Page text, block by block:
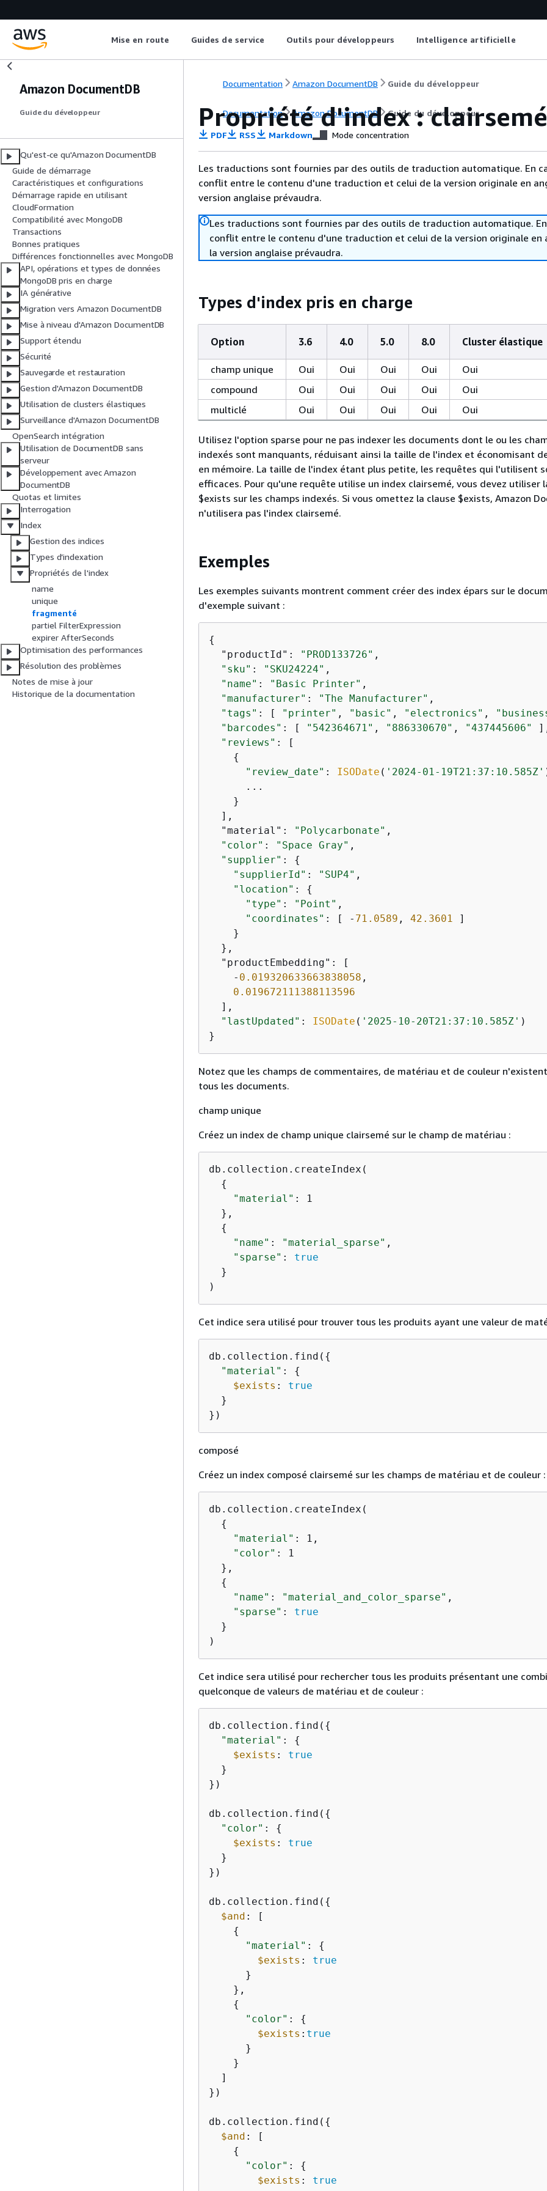
Mise en route Guides de service Outils pour développeurs Intelligence artificielle
Amazon DocumentDB
Guide du développeur
Qu'est-ce qu'Amazon DocumentDB
Guide de démarrage
Caractéristiques et configurations
Démarrage rapide en utilisant
CloudFormation
Compatibilité avec MongoDB
Transactions
Bonnes pratiques
Différences fonctionnelles avec MongoDB
API, opérations et types de données
MongoDB pris en charge
IA générative
Migration vers Amazon DocumentDB
Mise à niveau d'Amazon DocumentDB
Support étendu
Sécurité
Sauvegarde et restauration
Gestion d'Amazon DocumentDB
Utilisation de clusters élastiques
Surveillance d'Amazon DocumentDB
OpenSearch intégration
Utilisation de DocumentDB sans
serveur
Développement avec Amazon
DocumentDB
Quotas et limites
Interrogation
Index
Gestion des indices
Types d’indexation
Propriétés de l'index
name
unique
fragmenté
partiel FilterExpression
expirer AfterSeconds
Optimisation des performances
Résolution des problèmes
Notes de mise à jour
Historique de la documentation
Documentation Amazon DocumentDB Guide du développeur
Documentation Amazon DocumentDB Guide du développeur
Propriété d'index : clairsemé
PDF RSS Markdown Mode concentration
Les traductions sont fournies par des outils de traduction automatique. En
conflit entre le contenu d'une traduction et celui de la version originale en
version anglaise prévaudra.
Les traductions sont fournies par des outils de traduction automatique.
conflit entre le contenu d'une traduction et celui de la version originale en
la version anglaise prévaudra.
Types d'index pris en charge
Option 3.6 4.0 5.0 8.0 Cluster élastique
champ unique Oui Oui Oui Oui
Oui
compound
Oui Oui Oui Oui
Oui
multiclé
Oui Oui Oui Oui Oui
Utilisez l'option sparse pour ne pas indexer les documents dont le ou les
indexés sont manquants, réduisant ainsi la taille de l'index et économisant
en mémoire. La taille de l'index étant plus petite, les requêtes qui l'utilisent
efficaces. Pour qu'une requête utilise un index clairsemé, vous devez utiliser
$exists sur les champs indexés. Si vous omettez la clause $exists, Amazon
n'utilisera pas l'index clairsemé.
Exemples
Les exemples suivants montrent comment créer des index épars sur le
d'exemple suivant :
{
  "productId":
"PROD133726" ,
"sku" : "SKU24224" ,
"name" : "Basic Printer" ,
"manufacturer" : "The Manufacturer" ,
"tags" : [ "printer" , "basic" , "electronics" ,
"barcodes" : [ "542364671" , "886330670" , "437445606"
"reviews" : [
{
"review_date" : ISODate ( '2024-01-19T21:37:10.585Z'
      ...
    }
  ],
  "material":
"Polycarbonate" ,
"color" : "Space Gray" ,
"supplier" : {
"supplierId" : "SUP4" ,
"location" : {
"type" : "Point" ,
"coordinates" : [ - 71.0589 , 42.3601
]
    }
  },
  "productEmbedding": [
    -
0.019320633663838058 ,
0.019672111388113596
  ],
"lastUpdated" : ISODate ( '2025-10-20T21:37:10.585Z' )
}
Notez que les champs de commentaires, de matériau et de couleur
tous les documents.
champ unique
Créez un index de champ unique clairsemé sur le champ de matériau :
db.collection.createIndex(
{
"material" : 1
  },
{
"name" : "material_sparse" ,
"sparse" : true
  }
)
Cet indice sera utilisé pour trouver tous les produits ayant une valeur de
db.collection.find( {
"material" : {
$exists : true
  }
})
composé
Créez un index composé clairsemé sur les champs de matériau et de couleur :
db.collection.createIndex(
{
"material" : 1,
"color" : 1
  },
{
"name" : "material_and_color_sparse" ,
"sparse" : true
  }
)
Cet indice sera utilisé pour rechercher tous les produits présentant une
quelconque de valeurs de matériau et de couleur :
db.collection.find( {
"material" : {
$exists : true
  }
})
db.collection.find( {
"color" : {
$exists : true
  }
})
db.collection.find( {
$and : [
{
"material" : {
$exists : true
      }
    },
{
"color" : {
$exists : true
      }
    }
  ]
})
db.collection.find( {
$and : [
{
"color" : {
$exists : true